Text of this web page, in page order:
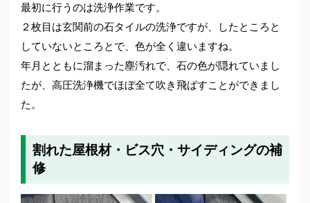
最初に行うのは洗浄作業です。
２枚目は玄関前の石タイルの洗浄ですが、したところと
していないところとで、色が全く違いますね。
年月とともに溜まった塵汚れで、石の色が隠れていまし
たが、高圧洗浄機でほぼ全て吹き飛ばすことができまし
た。
割れた屋根材・ビス穴・サイディングの補
修